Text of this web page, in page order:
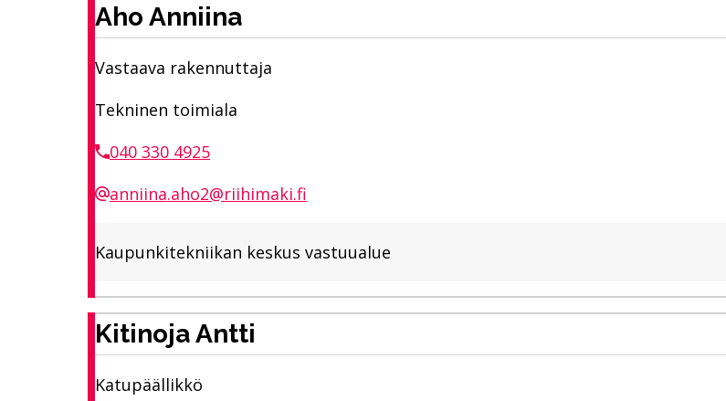
Aho Anniina
Vastaava rakennuttaja
Tekninen toimiala
040 330 4925
anniina.aho2@riihimaki.fi
Kaupunkitekniikan keskus vastuualue
Kitinoja Antti
Katupäällikkö